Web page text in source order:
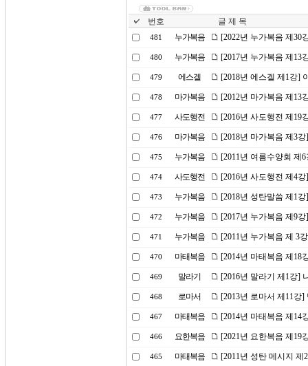
번호 글 제 목
481 누가복음 [2022년 누가복음 제30
480 누가복음 [2017년 누가복음 제13
479 에스겔 [2018년 에스겔 제1강]
478 마가복음 [2012년 마가복음 제13
477 사도행전 [2016년 사도행전 제19
476 마가복음 [2018년 마가복음 제3
475 누가복음 [2011년 여름수양회 제
474 사도행전 [2016년 사도행전 제4
473 누가복음 [2018년 성탄말씀 제1
472 누가복음 [2017년 누가복음 제9
471 누가복음 [2011년 누가복음 제 3
470 마태복음 [2014년 마태복음 제18
469 말라기 [2016년 말라기 제1강]
468 로마서 [2013년 로마서 제11강
467 마태복음 [2014년 마태복음 제14
466 요한복음 [2021년 요한복음 제19
465 마태복음 [2011년 성탄 메시지